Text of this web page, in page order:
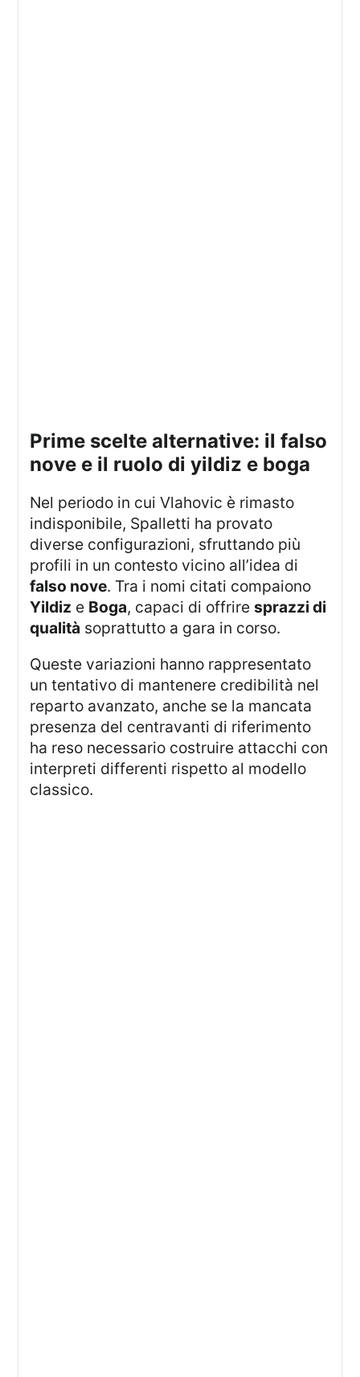
prime scelte alternative: il falso
nove e il ruolo di yildiz e boga
Nel periodo in cui Vlahovic è rimasto
indisponibile, Spalletti ha provato
diverse configurazioni, sfruttando più
profili in un contesto vicino all’idea di
falso nove. Tra i nomi citati compaiono
Yildiz e Boga, capaci di offriresprazzi di
qualità soprattutto a gara in corso.
Queste variazioni hanno rappresentato
un tentativo di mantenere credibilità nel
reparto avanzato, anche se la mancata
presenza del centravanti di riferimento
ha reso necessario costruire attacchi con
interpreti differenti rispetto al modello
classico.